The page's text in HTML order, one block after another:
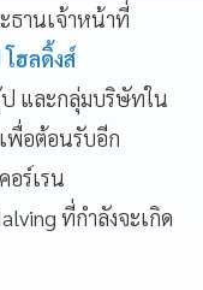
ธานเจ้าหน้าที่
ฮลดิ้งส์
และกลุ่มบริษัทใน
พื่อต้อนรับอีก
ร์เรน
ที่กำลังจะเกิด